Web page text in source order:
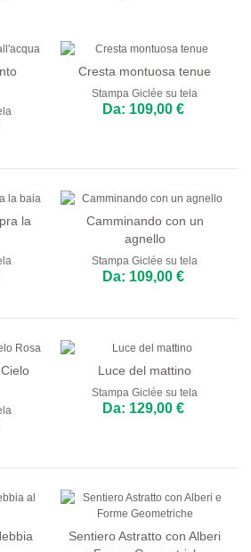
Cresta montuosa tenue
Stampa Giclée su tela
Da: 109,00 €
la
Camminando con un
agnello
Stampa Giclée su tela
Da: 109,00 €
Luce del mattino
Stampa Giclée su tela
Da: 129,00 €
Sentiero Astratto con Alberi